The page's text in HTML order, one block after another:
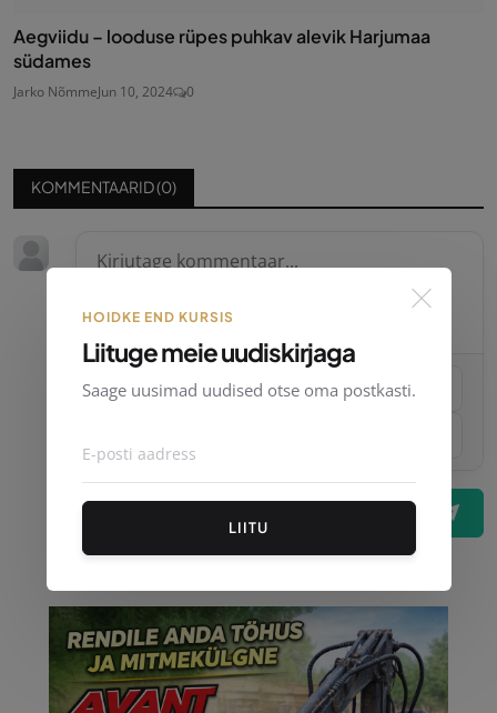
Aegviidu – looduse rüpes puhkav alevik Harjumaa
südames
Jarko NõmmeJun 10, 2024 0
KOMMENTAARID (0)
Postita kommentaar
HOIDKE END KURSIS
Liituge meie uudiskirjaga
Saage uusimad uudised otse oma postkasti.
LIITU